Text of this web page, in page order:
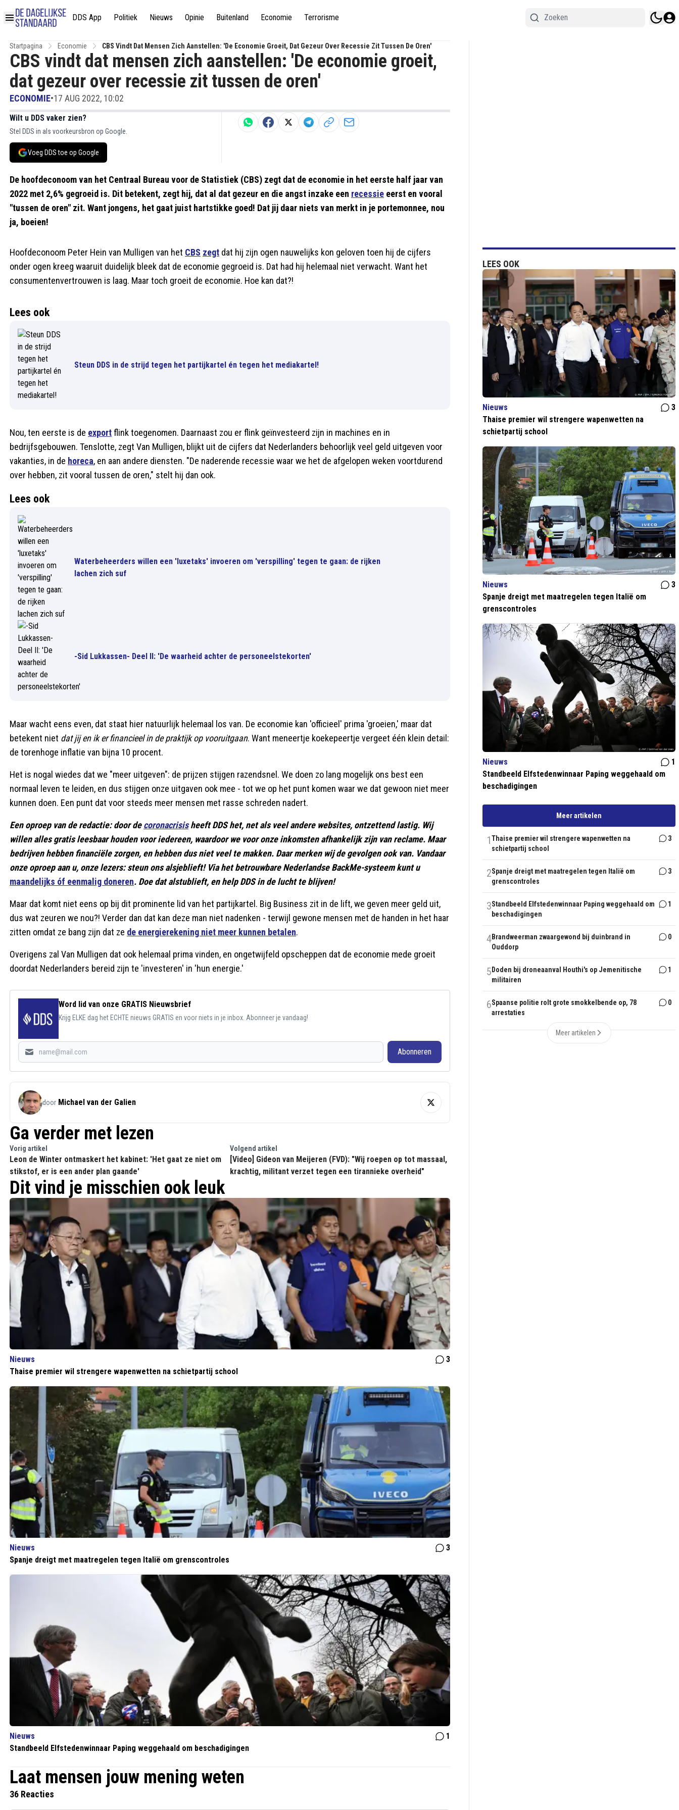
DDS App Politiek Nieuws Opinie Buitenland Economie Terrorisme
Startpagina Economie CBS Vindt Dat Mensen Zich Aanstellen: 'De Economie Groeit, Dat Gezeur Over Recessie Zit Tussen De Oren'
CBS vindt dat mensen zich aanstellen: 'De economie groeit,
dat gezeur over recessie zit tussen de oren'
ECONOMIE•17 AUG 2022, 10:02
Wilt u DDS vaker zien?
Stel DDS in als voorkeursbron op Google.
Voeg DDS toe op Google
De hoofdeconoom van het Centraal Bureau voor de Statistiek (CBS) zegt dat de economie in het eerste half jaar van
2022 met 2,6% gegroeid is. Dit betekent, zegt hij, dat al dat gezeur en die angst inzake een recessie eerst en vooral
"tussen de oren" zit. Want jongens, het gaat juist hartstikke goed! Dat jij daar niets van merkt in je portemonnee, nou
ja, boeien!
Hoofdeconoom Peter Hein van Mulligen van het CBS zegt dat hij zijn ogen nauwelijks kon geloven toen hij de cijfers
onder ogen kreeg waaruit duidelijk bleek dat de economie gegroeid is. Dat had hij helemaal niet verwacht. Want het
consumentenvertrouwen is laag. Maar toch groeit de economie. Hoe kan dat?!
Lees ook
Steun DDS in de strijd tegen het partijkartel én tegen het mediakartel!
Nou, ten eerste is de exportflink toegenomen. Daarnaast zou er flink geïnvesteerd zijn in machines en in
bedrijfsgebouwen. Tenslotte, zegt Van Mulligen, blijkt uit de cijfers dat Nederlanders behoorlijk veel geld uitgeven voor
vakanties, in de horeca, en aan andere diensten. "De naderende recessie waar we het de afgelopen weken voortdurend
over hebben, zit vooral tussen de oren," stelt hij dan ook.
Lees ook
Waterbeheerders willen een 'luxetaks' invoeren om 'verspilling' tegen te gaan: de rijken
lachen zich suf
-Sid Lukkassen- Deel II: 'De waarheid achter de personeelstekorten'
Maar wacht eens even, dat staat hier natuurlijk helemaal los van. De economie kan 'officieel' prima 'groeien,' maar dat
betekent niet dat jij en ik er financieel in de praktijk op vooruitgaan. Want meneertje koekepeertje vergeet één klein detail:
de torenhoge inflatie van bijna 10 procent.
Het is nogal wiedes dat we "meer uitgeven": de prijzen stijgen razendsnel. We doen zo lang mogelijk ons best een
normaal leven te leiden, en dus stijgen onze uitgaven ook mee - tot we op het punt komen waar we dat gewoon niet meer
kunnen doen. Een punt dat voor steeds meer mensen met rasse schreden nadert.
Een oproep van de redactie: door decoronacrisisheeft DDS het, net als veel andere websites, ontzettend lastig. Wij
willen alles gratis leesbaar houden voor iedereen, waardoor we voor onze inkomsten afhankelijk zijn van reclame. Maar
bedrijven hebben financiële zorgen, en hebben dus niet veel te makken. Daar merken wij de gevolgen ook van. Vandaar
onze oproep aan u, onze lezers: steun ons alsjeblieft! Via het betrouwbare Nederlandse BackMe-systeem kunt u
maandelijks óf eenmalig doneren. Doe dat alstublieft, en help DDS in de lucht te blijven!
Maar dat komt niet eens op bij dit prominente lid van het partijkartel. Big Business zit in de lift, we geven meer geld uit,
dus wat zeuren we nou?! Verder dan dat kan deze man niet nadenken - terwijl gewone mensen met de handen in het haar
zitten omdat ze bang zijn dat ze de energierekening niet meer kunnen betalen.
Overigens zal Van Mulligen dat ook helemaal prima vinden, en ongetwijfeld opscheppen dat de economie mede groeit
doordat Nederlanders bereid zijn te 'investeren' in 'hun energie.'
Word lid van onze GRATIS Nieuwsbrief
Krijg ELKE dag het ECHTE nieuws GRATIS en voor niets in je inbox. Abonneer je vandaag!
Abonneren
door Michael van der Galien
Ga verder met lezen
Vorig artikel
Leon de Winter ontmaskert het kabinet: 'Het gaat ze niet om
stikstof, er is een ander plan gaande'
Volgend artikel
[Video] Gideon van Meijeren (FVD): "Wij roepen op tot massaal,
krachtig, militant verzet tegen een tirannieke overheid"
Dit vind je misschien ook leuk
Nieuws
3
Thaise premier wil strengere wapenwetten na schietpartij school
Nieuws
3
Spanje dreigt met maatregelen tegen Italië om grenscontroles
Nieuws
1
Standbeeld Elfstedenwinnaar Paping weggehaald om beschadigingen
Laat mensen jouw mening weten
36 Reacties
LEES OOK
Nieuws
3
Thaise premier wil strengere wapenwetten na
schietpartij school
Nieuws
3
Spanje dreigt met maatregelen tegen Italië om
grenscontroles
Nieuws
1
Standbeeld Elfstedenwinnaar Paping weggehaald om
beschadigingen
Meer artikelen
1Thaise premier wil strengere wapenwetten na
schietpartij school
3
2Spanje dreigt met maatregelen tegen Italië om
grenscontroles
3
3Standbeeld Elfstedenwinnaar Paping weggehaald om
beschadigingen
1
4Brandweerman zwaargewond bij duinbrand in
Ouddorp
0
5 Doden bij droneaanval Houthi's op Jemenitische
militairen
1
6Spaanse politie rolt grote smokkelbende op, 78
arrestaties
0
Meer artikelen